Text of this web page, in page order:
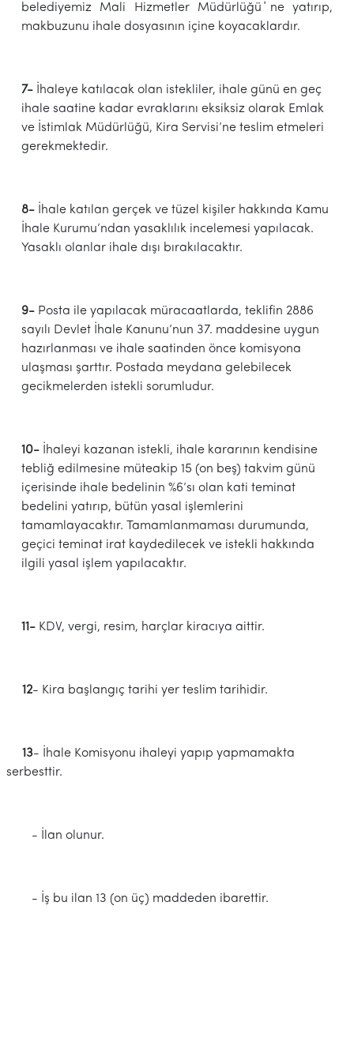
belediyemiz Mali Hizmetler Müdürlüğü ҆ne yatırıp,
makbuzunu ihale dosyasının içine koyacaklardır.
7-İhaleye katılacak olan istekliler, ihale günü en geç
ihale saatine kadar evraklarını eksiksiz olarak Emlak
ve İstimlak Müdürlüğü, Kira Servisi’ne teslim etmeleri
gerekmektedir.
8-İhale katılan gerçek ve tüzel kişiler hakkında Kamu
İhale Kurumu’ndan yasaklılık incelemesi yapılacak.
Yasaklı olanlar ihale dışı bırakılacaktır.
9-Posta ile yapılacak müracaatlarda, teklifin 2886
sayılı Devlet İhale Kanunu’nun 37. maddesine uygun
hazırlanması ve ihale saatinden önce komisyona
ulaşması şarttır. Postada meydana gelebilecek
gecikmelerden istekli sorumludur.
10-İhaleyi kazanan istekli, ihale kararının kendisine
tebliğ edilmesine müteakip 15 (on beş) takvim günü
içerisinde ihale bedelinin %6’sı olan kati teminat
bedelini yatırıp, bütün yasal işlemlerini
tamamlayacaktır. Tamamlanmaması durumunda,
geçici teminat irat kaydedilecek ve istekli hakkında
ilgili yasal işlem yapılacaktır.
11-KDV, vergi, resim, harçlar kiracıya aittir.
12- Kira başlangıç tarihi yer teslim tarihidir.
13- İhale Komisyonu ihaleyi yapıp yapmamakta
serbesttir.
- İlan olunur.
- İş bu ilan 13 (on üç) maddeden ibarettir.